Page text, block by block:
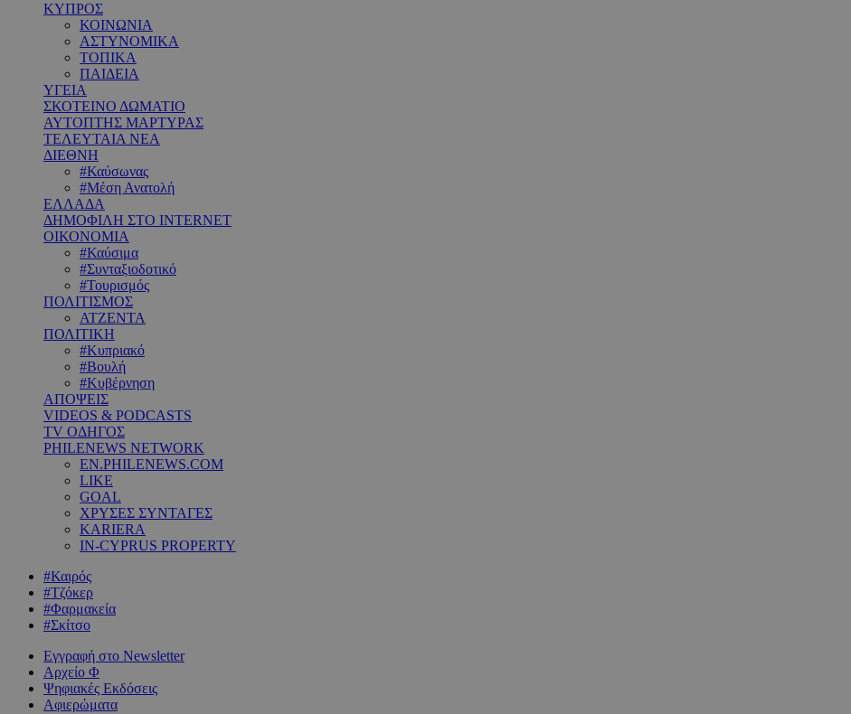
ΚΥΠΡΟΣ
ΚΟΙΝΩΝΙΑ
ΑΣΤΥΝΟΜΙΚΑ
ΤΟΠΙΚΑ
ΠΑΙΔΕΙΑ
ΥΓΕΙΑ
ΣΚΟΤΕΙΝΟ ΔΩΜΑΤΙΟ
ΑΥΤΟΠΤΗΣ ΜΑΡΤΥΡΑΣ
ΤΕΛΕΥΤΑΙΑ ΝΕΑ
ΔΙΕΘΝΗ
#Καύσωνας
#Μέση Ανατολή
ΕΛΛΑΔΑ
ΔΗΜΟΦΙΛΗ ΣΤΟ INTERNET
ΟΙΚΟΝΟΜΙΑ
#Καύσιμα
#Συνταξιοδοτικό
#Τουρισμός
ΠΟΛΙΤΙΣΜΟΣ
ΑΤΖΕΝΤΑ
ΠΟΛΙΤΙΚΗ
#Κυπριακό
#Βουλή
#Κυβέρνηση
ΑΠΟΨΕΙΣ
VIDEOS & PODCASTS
TV ΟΔΗΓΟΣ
PHILENEWS NETWORK
EN.PHILENEWS.COM
LIKE
GOAL
ΧΡΥΣΕΣ ΣΥΝΤΑΓΕΣ
KARIERA
IN-CYPRUS PROPERTY
#Καιρός
#Τζόκερ
#Φαρμακεία
#Σκίτσο
Εγγραφή στο Newsletter
Αρχείο Φ
Ψηφιακές Εκδόσεις
Αφιερώματα